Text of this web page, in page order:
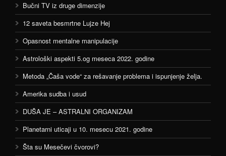
Bučni TV iz druge dimenzije
12 saveta besmrtne Lujze Hej
Opasnost mentalne manipulacije
Astrološki aspekti 5.og meseca 2022. godine
Metoda „Čaša vode“ za rešavanje problema i ispunjenje želja.
Amerika sudba i usud
DUŠA JE – ASTRALNI ORGANIZAM
Planetarni uticaji u 10. mesecu 2021. godine
Šta su Mesečevi čvorovi?